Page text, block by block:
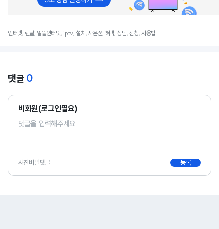
인터넷, 렌탈, 알뜰인터넷, iptv, 설치, 사은품, 혜택, 상담, 신청, 사용법
댓글 0
비회원(로그인필요)
사진비밀댓글 등록